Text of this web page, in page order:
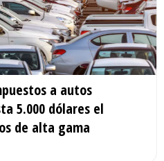
a autos
5.000 dólares el
de alta gama